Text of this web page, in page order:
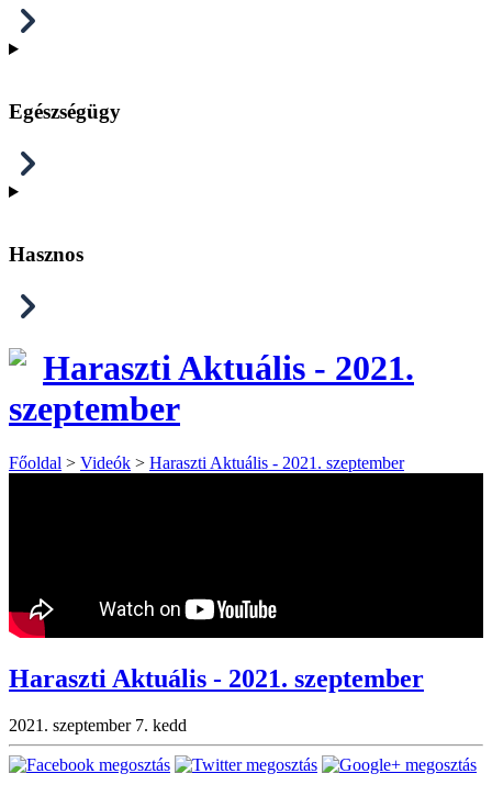
Egészségügy
Hasznos
Haraszti Aktuális - 2021.
szeptember
Főoldal > Videók > Haraszti Aktuális - 2021. szeptember
Haraszti Aktuális - 2021. szeptember
2021. szeptember 7. kedd